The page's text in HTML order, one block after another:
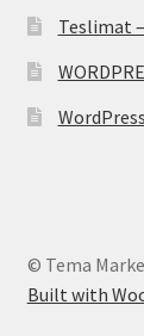
Teslimat
© Tema
Built with